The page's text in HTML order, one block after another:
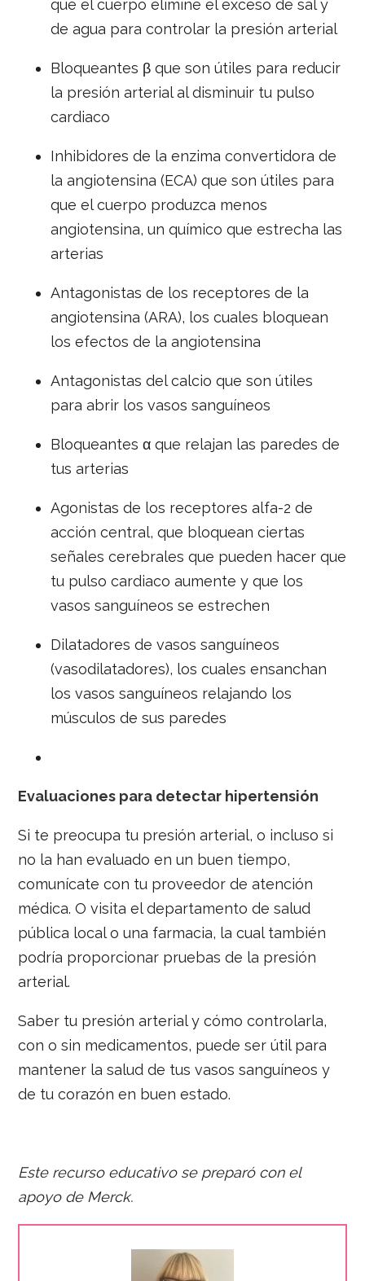
que el cuerpo elimine el exceso de sal y
de agua para controlar la presión arterial
Bloqueantes β que son útiles para reducir
la presión arterial al disminuir tu pulso
cardiaco
Inhibidores de la enzima convertidora de
la angiotensina (ECA) que son útiles para
que el cuerpo produzca menos
angiotensina, un químico que estrecha las
arterias
Antagonistas de los receptores de la
angiotensina (ARA), los cuales bloquean
los efectos de la angiotensina
Antagonistas del calcio que son útiles
para abrir los vasos sanguíneos
Bloqueantes α que relajan las paredes de
tus arterias
Agonistas de los receptores alfa-2 de
acción central, que bloquean ciertas
señales cerebrales que pueden hacer que
tu pulso cardiaco aumente y que los
vasos sanguíneos se estrechen
Dilatadores de vasos sanguíneos
(vasodilatadores), los cuales ensanchan
los vasos sanguíneos relajando los
músculos de sus paredes
Evaluaciones para detectar hipertensión
Si te preocupa tu presión arterial, o incluso si
no la han evaluado en un buen tiempo,
comunícate con tu proveedor de atención
médica. O visita el departamento de salud
pública local o una farmacia, la cual también
podría proporcionar pruebas de la presión
arterial.
Saber tu presión arterial y cómo controlarla,
con o sin medicamentos, puede ser útil para
mantener la salud de tus vasos sanguíneos y
de tu corazón en buen estado.
Este recurso educativo se preparó con el
apoyo de Merck.